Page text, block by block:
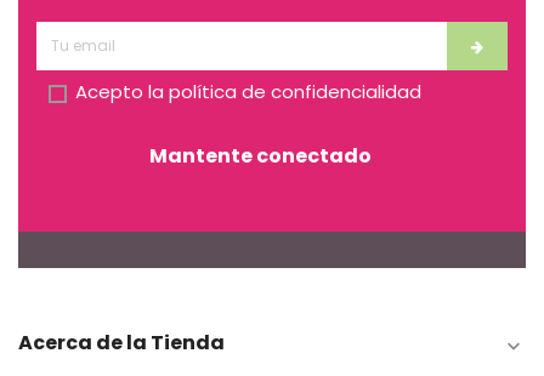
Acepto la política de confidencialidad
Mantente conectado
Acerca de la Tienda 